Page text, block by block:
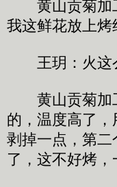
黄山贡菊加工
我这鲜花放上烤
王玥：火这
黄山贡菊加工
的，温度高了
剥掉一点，第
了，这不好烤